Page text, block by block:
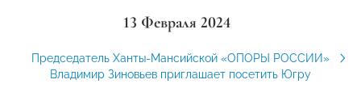
13 Февраля 2024
Председатель Ханты-Мансийской «ОПОРЫ РОССИИ»
Владимир Зиновьев приглашает посетить Югру